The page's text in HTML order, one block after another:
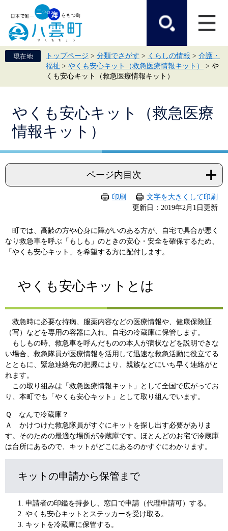
頭
で
飛
ば
本
トップページ > 分類でさがす > くらしの情報 > 介護・
福祉 > やくも安心キット（救急医療情報キット） > や
くも安心キット（救急医療情報キット）
やくも安心キット（救急医療
情報キット）
ページ内目次
印刷
文字を大きくして印刷
更新日：2019年2月1日更新
町では、高齢の方や心身に障がいのある方が、自宅で具合が悪く
なり救急車を呼ぶ「もしも」のときの安心・安全を確保するため、
「やくも安心キット」を希望する方に配付します。
やくも安心キットとは
救急時に必要な持病、服薬内容などの医療情報や、健康保険証
（写）などを専用の容器に入れ、自宅の冷蔵庫に保管します。
もしもの時、救急車を呼んだものの本人が病状などを説明できな
い場合、救急隊員が医療情報を活用して迅速な救急活動に役立てる
とともに、緊急連絡先の把握により、親族などにいち早く連絡がと
れます。
この取り組みは「救急医療情報キット」として全国で広がってお
り、本町でも「やくも安心キット」として取り組んでいます。
Ｑ なんで冷蔵庫？
Ａ かけつけた救急隊員がすぐにキットを探し出す必要がありま
す。そのための最適な場所が冷蔵庫です。ほとんどのお宅で冷蔵庫
は台所にあるので、キットがどこにあるのかすぐにわかります。
キットの申請から保管まで
申請者の印鑑を持参し、窓口で申請（代理申請可）する。
やくも安心キットとステッカーを受け取る。
キットを冷蔵庫に保管する。